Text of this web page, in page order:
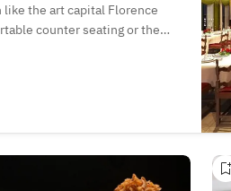
the art capital Florence
counter seating or the